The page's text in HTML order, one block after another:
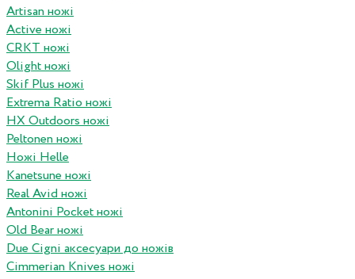
Artisan ножі
Active ножі
CRKT ножі
Olight ножі
Skif Plus ножі
Extrema Ratio ножі
HX Outdoors ножі
Peltonen ножі
Ножі Helle
Kanetsune ножі
Real Avid ножі
Antonini Pocket ножі
Old Bear ножі
Due Cigni аксесуари до ножів
Cimmerian Knives ножі